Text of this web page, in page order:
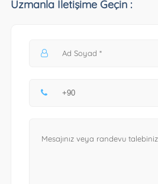
Uzmanla İletişime Geçin :